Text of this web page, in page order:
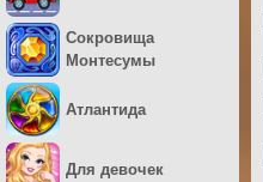
Сокровища
Монтесумы
Атлантида
Для девочек